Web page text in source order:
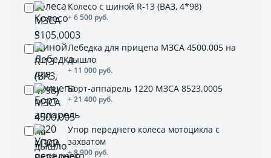
Колесо с шиной R-13 (ВАЗ, 4*98)
+ 6 500 руб.
Лебедка для прицепа МЗСА 4500.005 на
дышло
+ 11 000 руб.
Борт-аппарель 1220 МЗСА 8523.0005
+ 21 400 руб.
Упор переднего колеса мотоцикла с
захватом
+ 8 900 руб.